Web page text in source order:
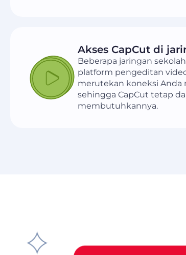
Akses CapCut di
Beberapa jaringan
platform pengeditan
merutekan koneksi Anda
sehingga CapCut tetap
membutuhkannya.